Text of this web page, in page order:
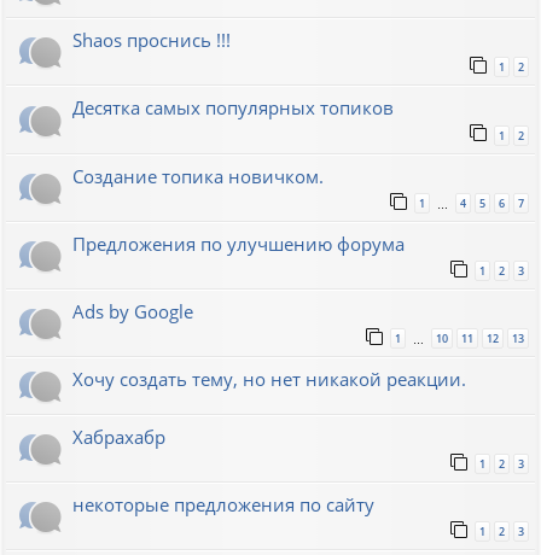
Shaos проснись !!!
1 2
Десятка самых популярных топиков
1 2
Создание топика новичком.
1 4 5 6 7
Предложения по улучшению форума
1 2 3
Ads by Google
1 10 11 12 13
Хочу создать тему, но нет никакой реакции.
Хабрахабр
1 2 3
некоторые предложения по сайту
1 2 3